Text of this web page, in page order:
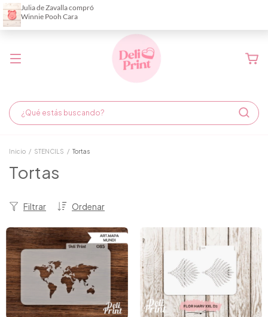
Demora de fabricación hasta 6 días hábiles
Inicio / STENCILS / Tortas
Tortas
Ordenar
Filtrar